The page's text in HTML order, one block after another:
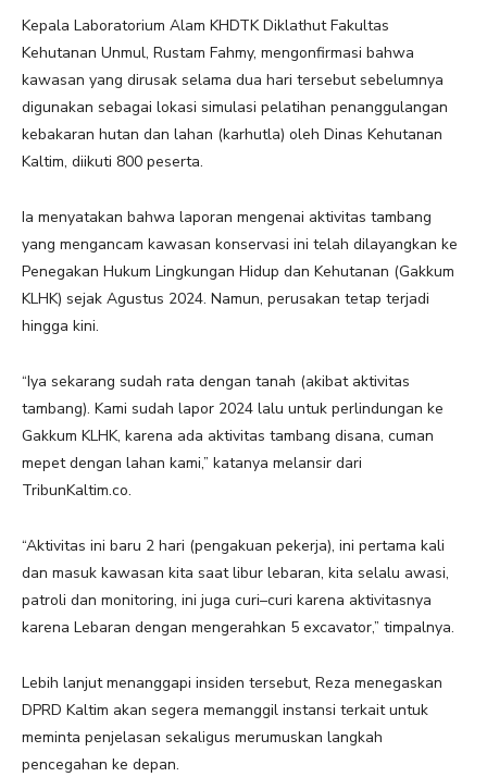
Kepala Laboratorium Alam KHDTK Diklathut Fakultas
Kehutanan Unmul, Rustam Fahmy, mengonfirmasi bahwa
kawasan yang dirusak selama dua hari tersebut sebelumnya
digunakan sebagai lokasi simulasi pelatihan penanggulangan
kebakaran hutan dan lahan (karhutla) oleh Dinas Kehutanan
Kaltim, diikuti 800 peserta.
Ia menyatakan bahwa laporan mengenai aktivitas tambang
yang mengancam kawasan konservasi ini telah dilayangkan ke
Penegakan Hukum Lingkungan Hidup dan Kehutanan (Gakkum
KLHK) sejak Agustus 2024. Namun, perusakan tetap terjadi
hingga kini.
“Iya sekarang sudah rata dengan tanah (akibat aktivitas
tambang). Kami sudah lapor 2024 lalu untuk perlindungan ke
Gakkum KLHK, karena ada aktivitas tambang disana, cuman
mepet dengan lahan kami,” katanya melansir dari
TribunKaltim.co.
“Aktivitas ini baru 2 hari (pengakuan pekerja), ini pertama kali
dan masuk kawasan kita saat libur lebaran, kita selalu awasi,
patroli dan monitoring, ini juga curi–curi karena aktivitasnya
karena Lebaran dengan mengerahkan 5 excavator,” timpalnya.
Lebih lanjut menanggapi insiden tersebut, Reza menegaskan
DPRD Kaltim akan segera memanggil instansi terkait untuk
meminta penjelasan sekaligus merumuskan langkah
pencegahan ke depan.